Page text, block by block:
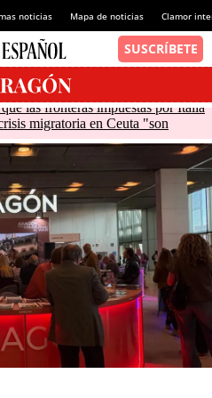
noticias Mapa de noticias Clamor
las fronteras impuestas por Italia
migratoria en Ceuta "son